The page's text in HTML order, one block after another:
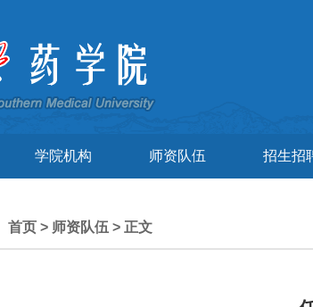
学院机构 师资队伍 招生招
首页 > 师资队伍 > 正文